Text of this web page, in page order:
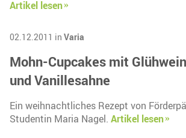
Artikel lesen
02.12.2011 in Varia
Mohn-Cupcakes mit
und Vanillesahne
Ein weihnachtliches Rezept von
Studentin Maria Nagel. Artikel lesen